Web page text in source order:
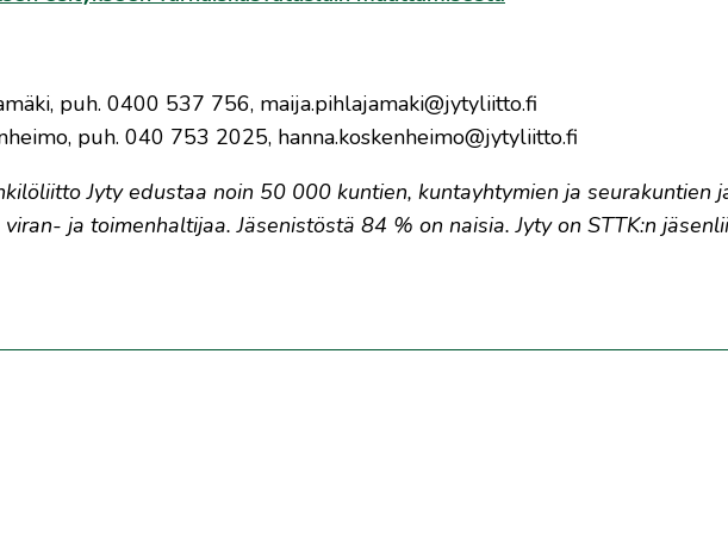
puh. 0400 537 756, maija.pihlajamaki@jytyliitto.fi
puh. 040 753 2025, hanna.koskenheimo@jytyliitto.fi
Jyty edustaa noin 50 000 kuntien, kuntayhtymien ja seurakuntien
ja toimenhaltijaa. Jäsenistöstä 84 % on naisia. Jyty on STTK:n